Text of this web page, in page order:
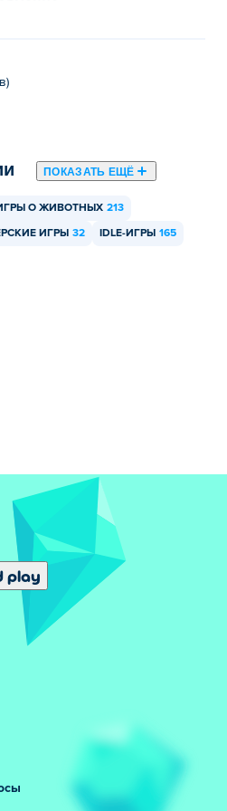
Farm на
ПОКАЗАТЬ ЕЩЁ
О ЖИВОТНЫХ 213
ИГРЫ 32 IDLE-ИГРЫ 165
play